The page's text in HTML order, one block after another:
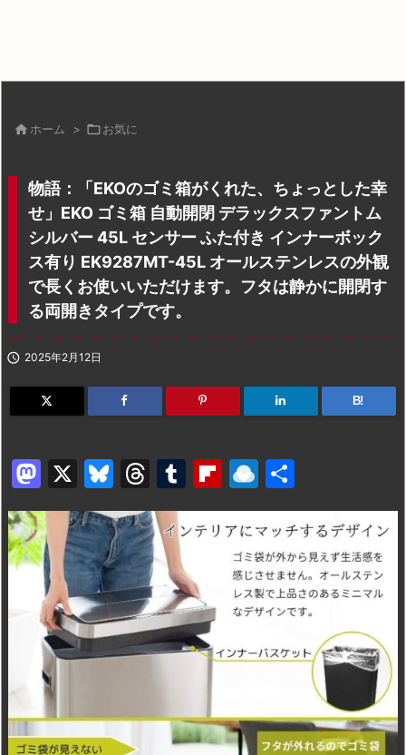
 ホーム > お気に
物語：「EKOのゴミ箱がくれた、ちょっとした幸
せ」EKO ゴミ箱 自動開閉 デラックスファントム
シルバー 45L センサー ふた付き インナーボック
ス有り EK9287MT-45L オールステンレスの外観
で長くお使いいただけます。フタは静かに開閉す
る両開きタイプです。
 2025年2月12日
B!
M
a
st
o
d
o
n
X
Bl
u
e
s
k
y
T
hr
e
a
d
s
T
u
m
r
Fl
ip
b
o
ar
d
R
ai
n
dr
o
p.
io
有